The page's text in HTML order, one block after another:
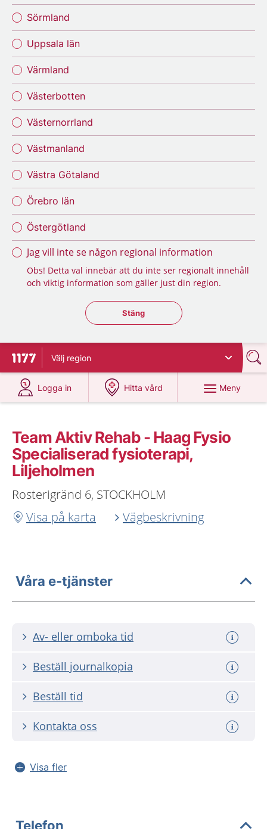
Sörmland
Uppsala län
Värmland
Västerbotten
Västernorrland
Västmanland
Västra Götaland
Örebro län
Östergötland
Jag vill inte se någon regional information
Obs! Detta val innebär att du inte ser regionalt innehåll
och viktig information som gäller just din region.
Stäng regionsväljaren
Stäng
Till startsidan för 1177
Välj region
Logga in
på 1177.se
Hitta vård
på 1177.se
Meny
Team Aktiv Rehab - Haag Fysio
Specialiserad fysioterapi,
Liljeholmen
Rosterigränd 6, STOCKHOLM
Visa på karta
Vägbeskrivning
Våra e-tjänster
Av- eller omboka tid
Beställ journalkopia
Beställ tid
Kontakta oss
Visa fler
Telefon